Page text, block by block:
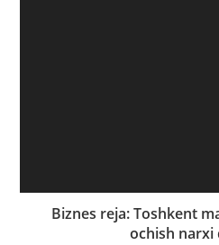
Biznes reja: Toshkent
ochish narxi